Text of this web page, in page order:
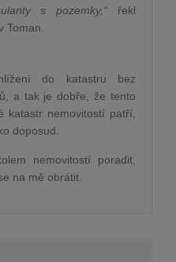
s pozemky,“ řekl
Toman.
do katastru bez
a tak je dobře, že tento
katastr nemovitostí patří,
doposud.
nemovitostí poradit,
na mě obrátit.